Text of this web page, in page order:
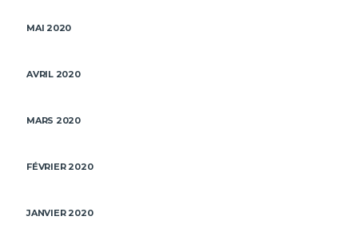
MAI 2020
AVRIL 2020
MARS 2020
FÉVRIER 2020
JANVIER 2020